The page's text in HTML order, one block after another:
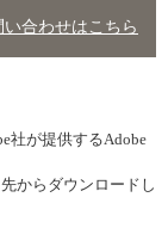
合わせはこちら
社が提供するAdobe
からダウンロードし